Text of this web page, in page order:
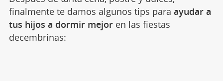
finalmente te damos algunos tips para ayudar a
tus hijos a dormir mejoren las fiestas
decembrinas: